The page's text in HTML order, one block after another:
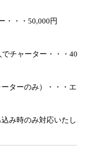
・・・50,000円
でチャーター・・・
ターのみ）・・・エ
み時のみ対応いたし